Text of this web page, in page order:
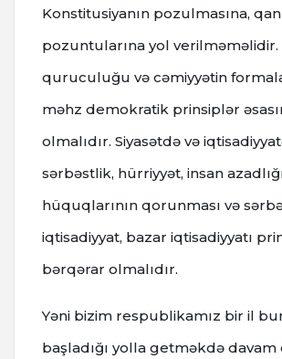
Konstitusiyanın pozulmasına,
pozuntularına yol
quruculuğu və cəmiyyətin
məhz demokratik prinsiplər
olmalıdır. Siyasətdə və
sərbəstlik, hürriyyət, insan
hüquqlarının qorunması və
iqtisadiyyat, bazar iqtisadiyyatı
bərqərar olmalıdır.
Yəni bizim respublikamız bir il
başladığı yolla getməkdə davam